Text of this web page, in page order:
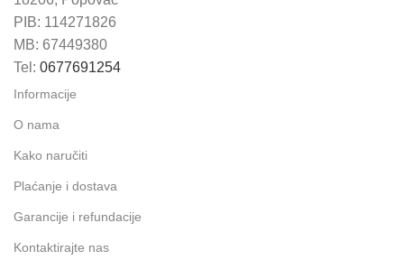
PIB: 114271826
MB: 67449380
Tel: 0677691254
Informacije
O nama
Kako naručiti
Plaćanje i dostava
Garancije i refundacije
Kontaktirajte nas